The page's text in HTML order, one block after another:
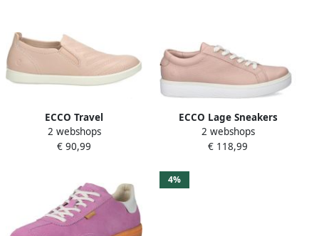
ECCO Travel
instapschoenen
2 webshops
€ 90,99
ECCO Lage Sneakers
21920301118
2 webshops
€ 118,99
4%